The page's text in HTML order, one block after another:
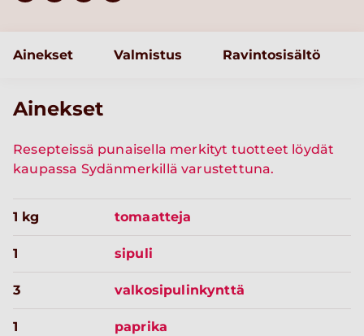
Ainekset Valmistus Ravintosisältö
Ainekset
Resepteissä punaisella merkityt tuotteet löydät
kaupassa Sydänmerkillä varustettuna.
1 kg tomaatteja
1 sipuli
3 valkosipulinkynttä
1 paprika